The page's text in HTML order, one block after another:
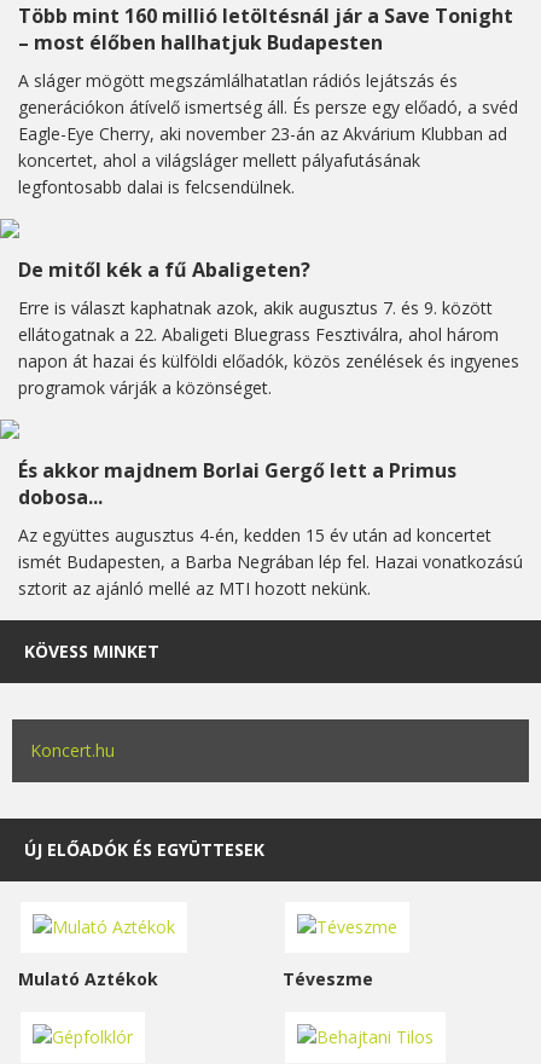
Több mint 160 millió letöltésnál jár a Save Tonight
– most élőben hallhatjuk Budapesten
A sláger mögött megszámlálhatatlan rádiós lejátszás és
generációkon átívelő ismertség áll. És persze egy előadó, a svéd
Eagle-Eye Cherry, aki november 23-án az Akvárium Klubban ad
koncertet, ahol a világsláger mellett pályafutásának
legfontosabb dalai is felcsendülnek.
De mitől kék a fű Abaligeten?
Erre is választ kaphatnak azok, akik augusztus 7. és 9. között
ellátogatnak a 22. Abaligeti Bluegrass Fesztiválra, ahol három
napon át hazai és külföldi előadók, közös zenélések és ingyenes
programok várják a közönséget.
És akkor majdnem Borlai Gergő lett a Primus
dobosa...
Az együttes augusztus 4-én, kedden 15 év után ad koncertet
ismét Budapesten, a Barba Negrában lép fel. Hazai vonatkozású
sztorit az ajánló mellé az MTI hozott nekünk.
KÖVESS MINKET
Koncert.hu
ÚJ ELŐADÓK ÉS EGYÜTTESEK
Mulató Aztékok Téveszme